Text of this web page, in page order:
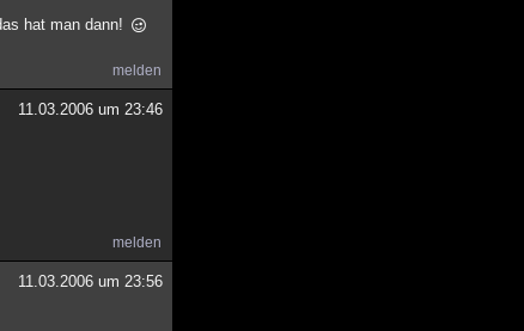
hat man dann!
melden
11.03.2006 um 23:46
melden
11.03.2006 um 23:56